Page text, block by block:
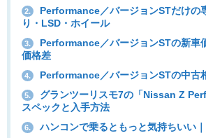
2.
Performance／バージョンSTだけの
り・LSD・ホイール
3.
Performance／バージョンSTの新車
価格差
4. Performance／バージョンSTの中古
5.
グランツーリスモ7の「Nissan Z
スペックと入手方法
6. ハンコンで乗るともっと気持ちいい